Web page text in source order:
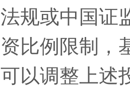
法规或中国证
资比例限制，
可以调整上述